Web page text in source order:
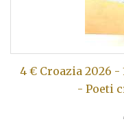
4 € Croazia 2026 -
- Poeti